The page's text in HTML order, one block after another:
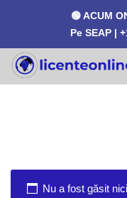
🟢 ACUM
Pe SEAP |
Sari
Nu a fost găsit